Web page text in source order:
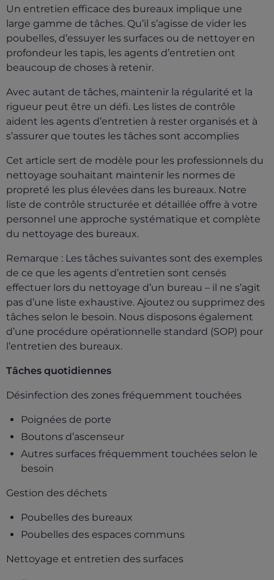
Un entretien efficace des bureaux implique une
large gamme de tâches. Qu’il s’agisse de vider les
poubelles, d’essuyer les surfaces ou de nettoyer en
profondeur les tapis, les agents d’entretien ont
beaucoup de choses à retenir.
Avec autant de tâches, maintenir la régularité et la
rigueur peut être un défi. Les listes de contrôle
aident les agents d’entretien à rester organisés et à
s’assurer que toutes les tâches sont accomplies
Cet article sert de modèle pour les professionnels du
nettoyage souhaitant maintenir les normes de
propreté les plus élevées dans les bureaux. Notre
liste de contrôle structurée et détaillée offre à votre
personnel une approche systématique et complète
du nettoyage des bureaux.
Remarque : Les tâches suivantes sont des exemples
de ce que les agents d’entretien sont censés
effectuer lors du nettoyage d’un bureau – il ne s’agit
pas d’une liste exhaustive. Ajoutez ou supprimez des
tâches selon le besoin. Nous disposons également
d’une procédure opérationnelle standard (SOP) pour
l’entretien des bureaux.
Tâches quotidiennes
Désinfection des zones fréquemment touchées
Poignées de porte
Boutons d’ascenseur
Autres surfaces fréquemment touchées selon le
besoin
Gestion des déchets
Poubelles des bureaux
Poubelles des espaces communs
Nettoyage et entretien des surfaces